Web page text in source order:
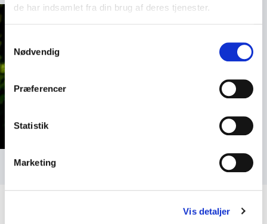
de har indsamlet fra din brug af deres tjenester.
Nødvendig
Præferencer
Statistik
Marketing
Vis detaljer
forenes i fortællingens kraft. Hun leverer et oplæg,
historie.